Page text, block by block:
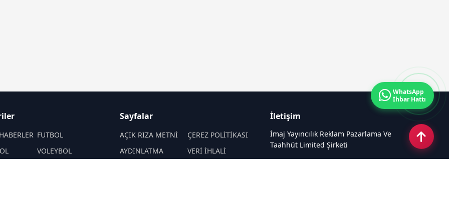
FUTBOL
VOLEYBOL
Sayfalar
AÇIK RIZA METNİ
ÇEREZ POLİTİKASI
AYDINLATMA
VERİ İHLALİ
İletişim
İmaj Yayıncılık Reklam Pazarlama Ve
Taahhüt Limited Şirketi
WhatsApp
İhbar Hattı